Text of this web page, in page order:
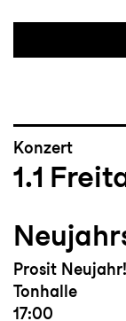
Konzert
1.1
Prosit Neujahr!
Tonhalle
17:00